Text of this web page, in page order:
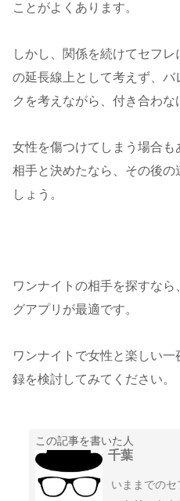
ことがよくあります。
しかし、関係を続けてセフ
の延長線上として考えず、
クを考えながら、付き合わな
女性を傷つけてしまう場合
相手と決めたなら、その後
しょう。
ワンナイトの相手を探すな
グアプリが最適です。
ワンナイトで女性と楽しい
録を検討してみてください。
この記事を書いた人
千葉
いままでのセ